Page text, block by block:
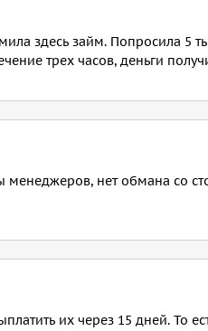
здесь займ. Попросила 5
трех часов, деньги
нет обмана со
их через 15 дней. То